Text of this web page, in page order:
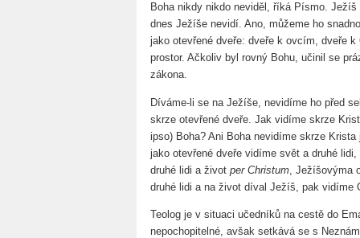
Boha nikdy nikdo neviděl, říká Písmo.
dnes Ježíše nevidí. Ano, můžeme ho
jako otevřené dveře: dveře k ovcím, dveře
prostor. Ačkoliv byl rovný Bohu, učinil se
zákona.
Díváme-li se na Ježíše, nevidíme ho před
skrze otevřené dveře. Jak vidíme skrze
ipso) Boha? Ani Boha nevidíme skrze
jako otevřené dveře vidíme svět a druhé
druhé lidi a život per Christum , Ježíšovýma
druhé lidi a na život díval Ježíš, pak vidíme
Teolog je v situaci učedníků na cestě do
nepochopitelné, avšak setkává se s